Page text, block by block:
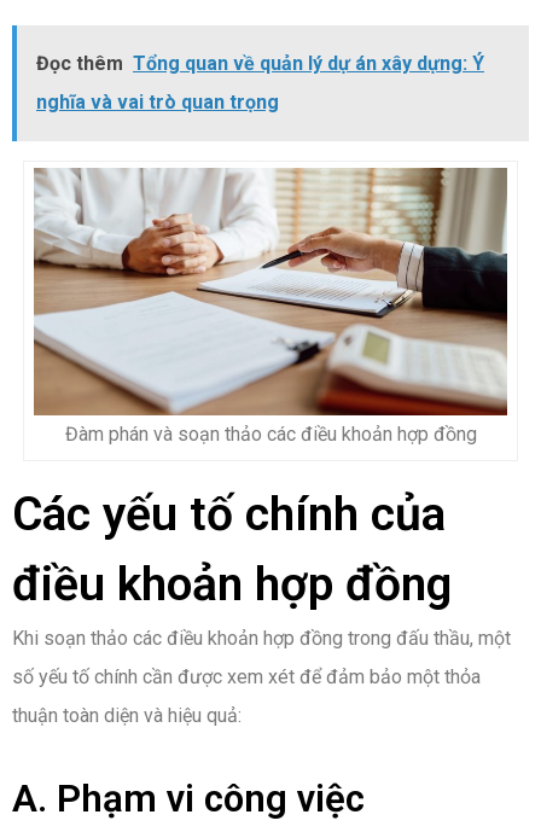
Đọc thêm Tổng quan về quản lý dự án xây dựng: Ý
nghĩa và vai trò quan trọng
Đàm phán và soạn thảo các điều khoản hợp đồng
Các yếu tố chính của
điều khoản hợp đồng
Khi soạn thảo các điều khoản hợp đồng trong đấu thầu, một
số yếu tố chính cần được xem xét để đảm bảo một thỏa
thuận toàn diện và hiệu quả:
A. Phạm vi công việc